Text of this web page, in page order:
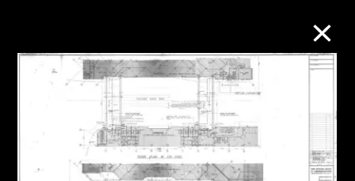
M+藏品
進一步篩選 搜索